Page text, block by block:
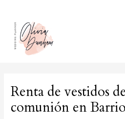
contenido
Renta de vestidos
comunión en